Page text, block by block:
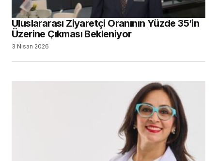
Uluslararası Ziyaretçi Oranının Yüzde 35’in
Üzerine Çıkması Bekleniyor
3 Nisan 2026